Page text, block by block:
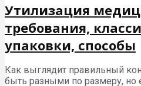
Утилизация
требования,
упаковки, способы
Как выглядит правильный
быть разными по размеру, но